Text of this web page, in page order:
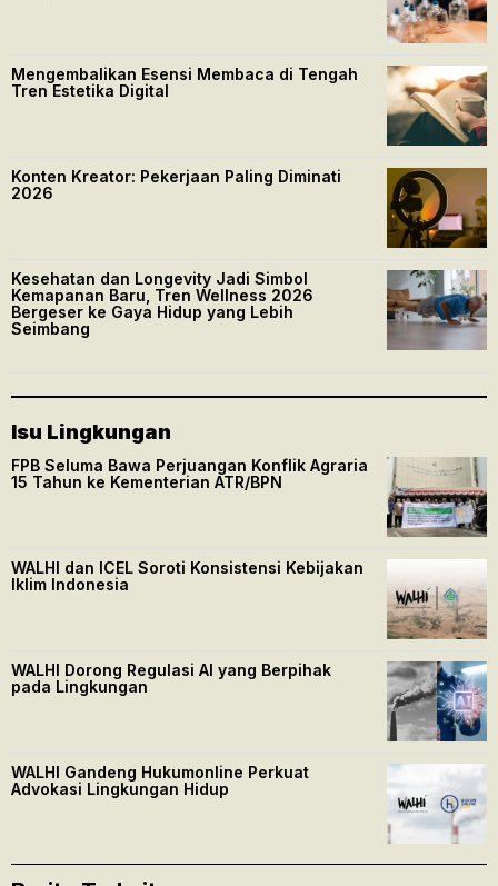
Mengembalikan Esensi Membaca di Tengah
Tren Estetika Digital
Konten Kreator: Pekerjaan Paling Diminati
2026
Kesehatan dan Longevity Jadi Simbol
Kemapanan Baru, Tren Wellness 2026
Bergeser ke Gaya Hidup yang Lebih
Seimbang
Isu Lingkungan
FPB Seluma Bawa Perjuangan Konflik Agraria
15 Tahun ke Kementerian ATR/BPN
WALHI dan ICEL Soroti Konsistensi Kebijakan
Iklim Indonesia
WALHI Dorong Regulasi AI yang Berpihak
pada Lingkungan
WALHI Gandeng Hukumonline Perkuat
Advokasi Lingkungan Hidup